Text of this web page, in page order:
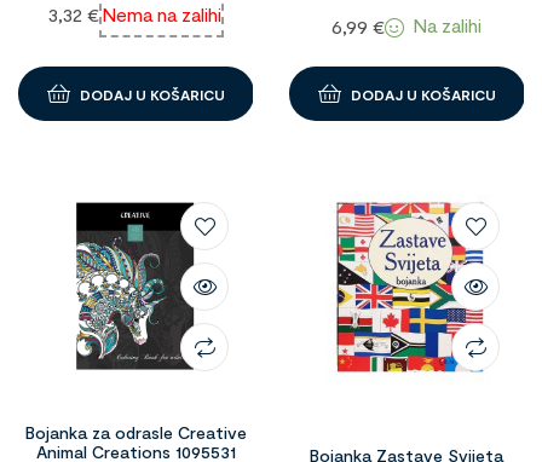
3,32 €Nema na zalihi
DODAJ U KOŠARICU
6,99 € Na zalihi
DODAJ U KOŠARICU
Bojanka za odrasle Creative
Animal Creations 1095531
Bojanka Zastave Svijeta